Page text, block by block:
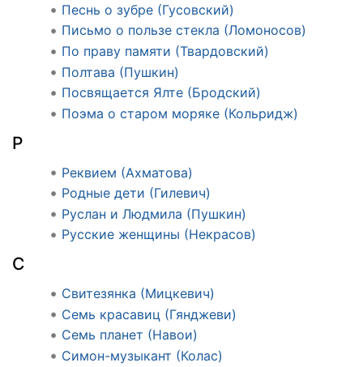
Песнь о зубре (Гусовский)
Письмо о пользе стекла (Ломоносов)
По праву памяти (Твардовский)
Полтава (Пушкин)
Посвящается Ялте (Бродский)
Поэма о старом моряке (Кольридж)
Р
Реквием (Ахматова)
Родные дети (Гилевич)
Руслан и Людмила (Пушкин)
Русские женщины (Некрасов)
С
Свитезянка (Мицкевич)
Семь красавиц (Гянджеви)
Семь планет (Навои)
Симон-музыкант (Колас)